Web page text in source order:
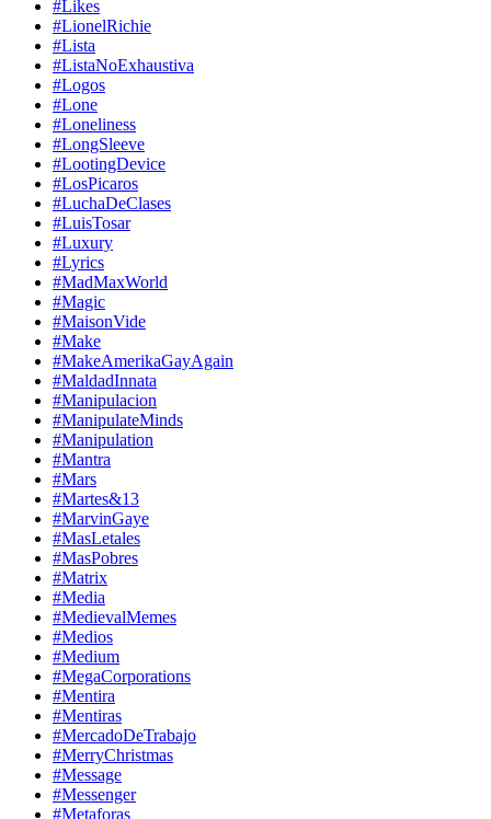
#Likes
#LionelRichie
#Lista
#ListaNoExhaustiva
#Logos
#Lone
#Loneliness
#LongSleeve
#LootingDevice
#LosPicaros
#LuchaDeClases
#LuisTosar
#Luxury
#Lyrics
#MadMaxWorld
#Magic
#MaisonVide
#Make
#MakeAmerikaGayAgain
#MaldadInnata
#Manipulacion
#ManipulateMinds
#Manipulation
#Mantra
#Mars
#Martes&13
#MarvinGaye
#MasLetales
#MasPobres
#Matrix
#Media
#MedievalMemes
#Medios
#Medium
#MegaCorporations
#Mentira
#Mentiras
#MercadoDeTrabajo
#MerryChristmas
#Message
#Messenger
#Metaforas